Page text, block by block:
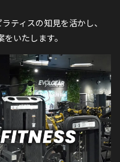
ティスの知見を活かし、
いたします。